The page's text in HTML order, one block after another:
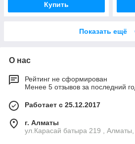
Купить
Показать ещё
О нас
Рейтинг не сформирован
Менее 5 отзывов за последний
Работает с 25.12.2017
г. Алматы
ул.Карасай батыра 219 , Алматы,